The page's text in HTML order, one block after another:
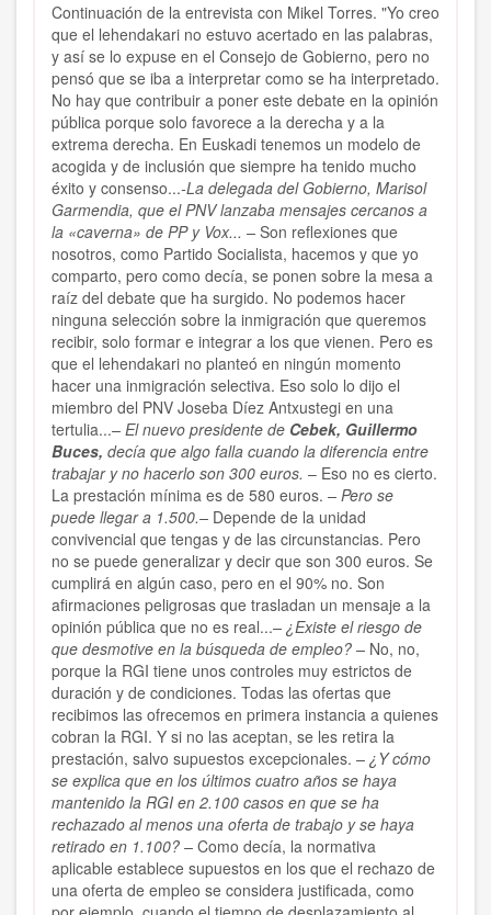
Continuación de la entrevista con Mikel Torres. "Yo creo
que el lehendakari no estuvo acertado en las palabras,
y así se lo expuse en el Consejo de Gobierno, pero no
pensó que se iba a interpretar como se ha interpretado.
No hay que contribuir a poner este debate en la opinión
pública porque solo favorece a la derecha y a la
extrema derecha. En Euskadi tenemos un modelo de
acogida y de inclusión que siempre ha tenido mucho
éxito y consenso...-La delegada del Gobierno, Marisol
Garmendia, que el PNV lanzaba mensajes cercanos a
la «caverna» de PP y Vox... – Son reflexiones que
nosotros, como Partido Socialista, hacemos y que yo
comparto, pero como decía, se ponen sobre la mesa a
raíz del debate que ha surgido. No podemos hacer
ninguna selección sobre la inmigración que queremos
recibir, solo formar e integrar a los que vienen. Pero es
que el lehendakari no planteó en ningún momento
hacer una inmigración selectiva. Eso solo lo dijo el
miembro del PNV Joseba Díez Antxustegi en una
tertulia...– El nuevo presidente de Cebek, Guillermo
Buces, decía que algo falla cuando la diferencia entre
trabajar y no hacerlo son 300 euros. – Eso no es cierto.
La prestación mínima es de 580 euros. – Pero se
puede llegar a 1.500.– Depende de la unidad
convivencial que tengas y de las circunstancias. Pero
no se puede generalizar y decir que son 300 euros. Se
cumplirá en algún caso, pero en el 90% no. Son
afirmaciones peligrosas que trasladan un mensaje a la
opinión pública que no es real...– ¿Existe el riesgo de
que desmotive en la búsqueda de empleo? – No, no,
porque la RGI tiene unos controles muy estrictos de
duración y de condiciones. Todas las ofertas que
recibimos las ofrecemos en primera instancia a quienes
cobran la RGI. Y si no las aceptan, se les retira la
prestación, salvo supuestos excepcionales. – ¿Y cómo
se explica que en los últimos cuatro años se haya
mantenido la RGI en 2.100 casos en que se ha
rechazado al menos una oferta de trabajo y se haya
retirado en 1.100? – Como decía, la normativa
aplicable establece supuestos en los que el rechazo de
una oferta de empleo se considera justificada, como